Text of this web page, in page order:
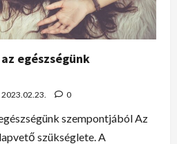
egészségünk
2023.02.23. 0
szempontjából Az
szükséglete. A